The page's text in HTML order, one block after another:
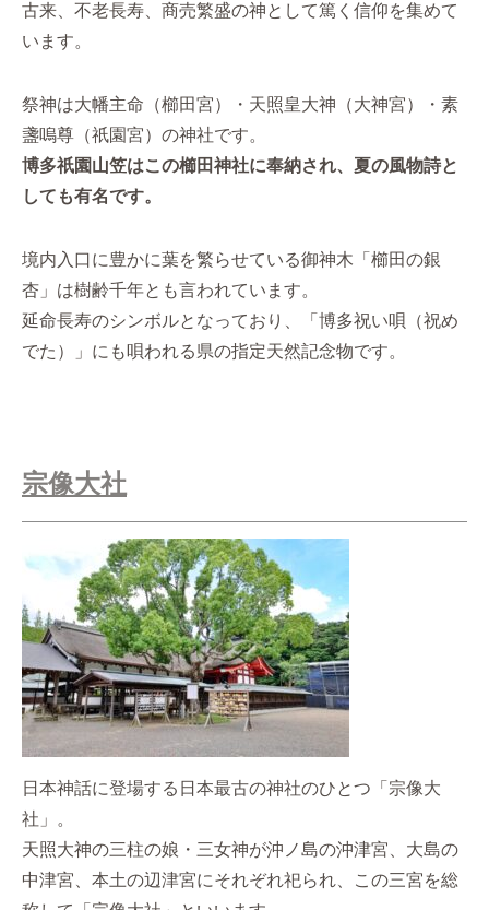
古来、不老長寿、商売繁盛の神として篤く信仰を集めて
います。
祭神は大幡主命（櫛田宮）・天照皇大神（大神宮）・素
盞嗚尊（祇園宮）の神社です。
博多祇園山笠はこの櫛田神社に奉納され、夏の風物詩と
しても有名です。
境内入口に豊かに葉を繁らせている御神木「櫛田の銀
杏」は樹齢千年とも言われています。
延命長寿のシンボルとなっており、「博多祝い唄（祝め
でた）」にも唄われる県の指定天然記念物です。
宗像大社
日本神話に登場する日本最古の神社のひとつ「宗像大
社」。
天照大神の三柱の娘・三女神が沖ノ島の沖津宮、大島の
中津宮、本土の辺津宮にそれぞれ祀られ、この三宮を総